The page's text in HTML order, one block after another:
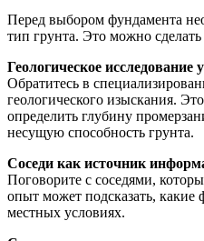
Перед выбором фундамента
тип грунта. Это можно
Геологическое исследование
Обратитесь в
геологического изыскания.
определить глубину
несущую способность грунта.
Соседи как источник
Поговорите с соседями,
опыт может подсказать,
местных условиях.